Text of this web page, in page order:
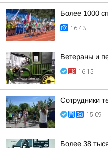
Более 1000
16:43
Ветераны и
16:15
Сотрудники
15:09
Более 38